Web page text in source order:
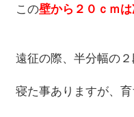
この壁から２０ｃｍ
遠征の際、半分幅の
寝た事ありますが、